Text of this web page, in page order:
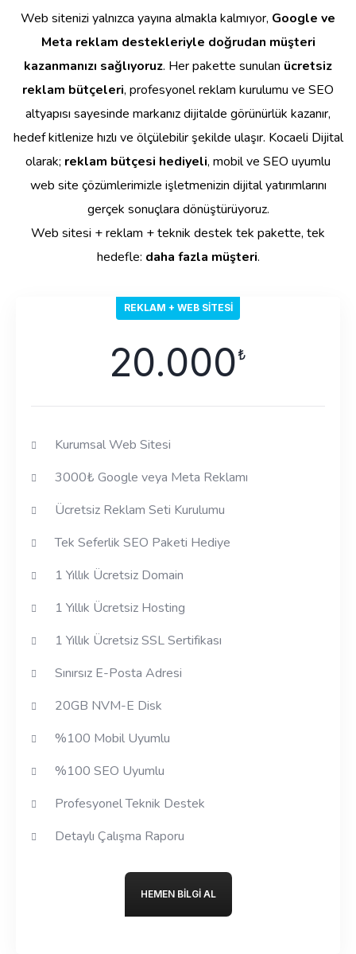
Web sitenizi yalnızca yayına almakla kalmıyor, Google ve
Meta reklam destekleriyle doğrudan müşteri
kazanmanızı sağlıyoruz. Her pakette sunulan ücretsiz
reklam bütçeleri, profesyonel reklam kurulumu ve SEO
altyapısı sayesinde markanız dijitalde görünürlük kazanır,
hedef kitlenize hızlı ve ölçülebilir şekilde ulaşır. Kocaeli Dijital
olarak; reklam bütçesi hediyeli, mobil ve SEO uyumlu
web site çözümlerimizle işletmenizin dijital yatırımlarını
gerçek sonuçlara dönüştürüyoruz.
Web sitesi + reklam + teknik destek tek pakette, tek
hedefle: daha fazla müşteri.
REKLAM + WEB SITESI
20.000₺
Kurumsal Web Sitesi
3000₺ Google veya Meta Reklamı
Ücretsiz Reklam Seti Kurulumu
Tek Seferlik SEO Paketi Hediye
1 Yıllık Ücretsiz Domain
1 Yıllık Ücretsiz Hosting
1 Yıllık Ücretsiz SSL Sertifikası
Sınırsız E-Posta Adresi
20GB NVM-E Disk
%100 Mobil Uyumlu
%100 SEO Uyumlu
Profesyonel Teknik Destek
Detaylı Çalışma Raporu
HEMEN BILGI AL